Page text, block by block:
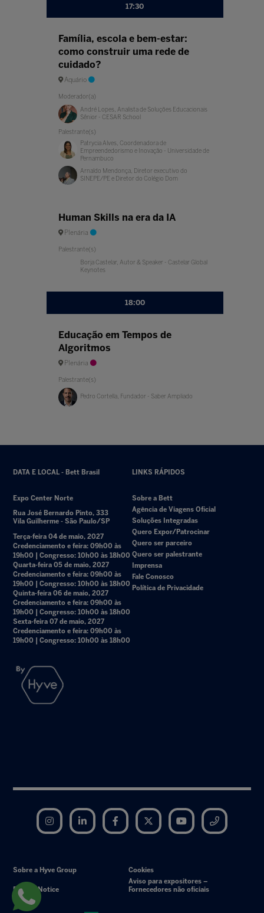
17:30
Família, escola e bem-estar:
como construir uma rede de
cuidado?
Aquário
Moderador(a)
André Lopes, Analista de Soluções Educacionais
Sênior - CESAR School
Palestrante(s)
Patrycia Alves, Coordenadora de
Empreendedorismo e Inovação - Universidade de
Pernambuco
Arnaldo Mendonça, Diretor executivo do
SINEPE/PE e Diretor do Colégio Dom
Human Skills na era da IA
Plenária
Palestrante(s)
Borja Castelar, Autor & Speaker - Castelar Global
Keynotes
18:00
Educação em Tempos de
Algoritmos
Plenária
Palestrante(s)
Pedro Cortella, Fundador - Saber Ampliado
DATA E LOCAL - Bett Brasil
Expo Center Norte
Rua José Bernardo Pinto, 333
Vila Guilherme - São Paulo/SP
Terça-feira 04 de maio, 2027
Credenciamento e feira: 09h00 às
19h00 | Congresso: 10h00 às 18h00
Quarta-feira 05 de maio, 2027
Credenciamento e feira: 09h00 às
19h00 | Congresso: 10h00 às 18h00
Quinta-feira 06 de maio, 2027
Credenciamento e feira: 09h00 às
19h00 | Congresso: 10h00 às 18h00
Sexta-feira 07 de maio, 2027
Credenciamento e feira: 09h00 às
19h00 | Congresso: 10h00 às 18h00
LINKS RÁPIDOS
Sobre a Bett
Agência de Viagens Oficial
Soluções Integradas
Quero Expor/Patrocinar
Quero ser parceiro
Quero ser palestrante
Imprensa
Fale Conosco
Política de Privacidade
Instagram LinkedIn Facebook Twitter YouTube
Sobre a Hyve Group Cookies
Privacy Notice
Aviso para expositores –
Fornecedores não oficiais